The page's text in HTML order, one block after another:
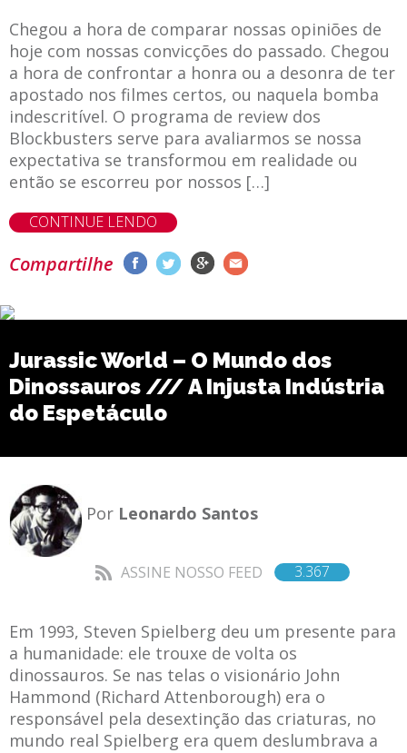
Chegou a hora de comparar nossas opiniões de
hoje com nossas convicções do passado. Chegou
a hora de confrontar a honra ou a desonra de ter
apostado nos filmes certos, ou naquela bomba
indescritível. O programa de review dos
Blockbusters serve para avaliarmos se nossa
expectativa se transformou em realidade ou
então se escorreu por nossos […]
CONTINUE LENDO
Compartilhe
Jurassic World – O Mundo dos
Dinossauros /// A Injusta Indústria
do Espetáculo
Por Leonardo Santos
ASSINE NOSSO FEED 3.367
Em 1993, Steven Spielberg deu um presente para
a humanidade: ele trouxe de volta os
dinossauros. Se nas telas o visionário John
Hammond (Richard Attenborough) era o
responsável pela desextinção das criaturas, no
mundo real Spielberg era quem deslumbrava a